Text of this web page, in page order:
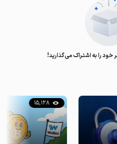
خود را به اشتراک می‌گذارید!
15,128